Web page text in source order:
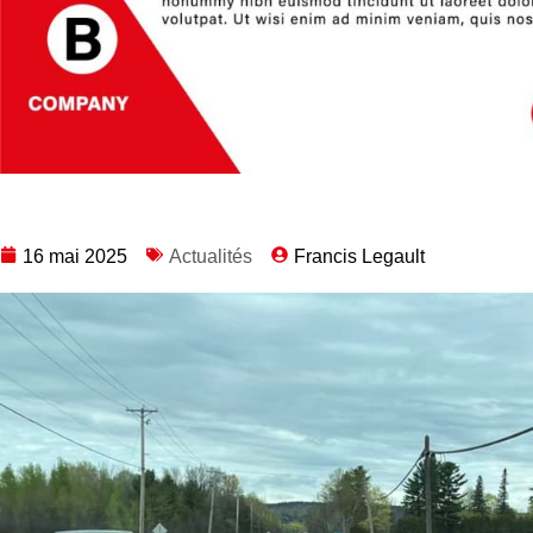
16 mai 2025 Actualités Francis Legault